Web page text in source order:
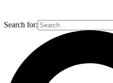
Search for: